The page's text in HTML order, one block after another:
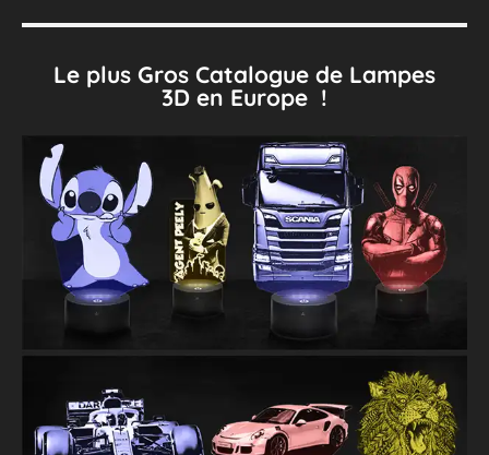
Le plus Gros Catalogue de Lampes
3D en Europe !